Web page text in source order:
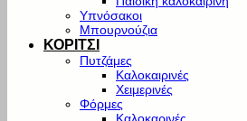
Υπνόσακοι
Μπουρνούζια
ΚΟΡΙΤΣΙ
Πυτζάμες
Καλοκαιρινές
Χειμερινές
Φόρμες